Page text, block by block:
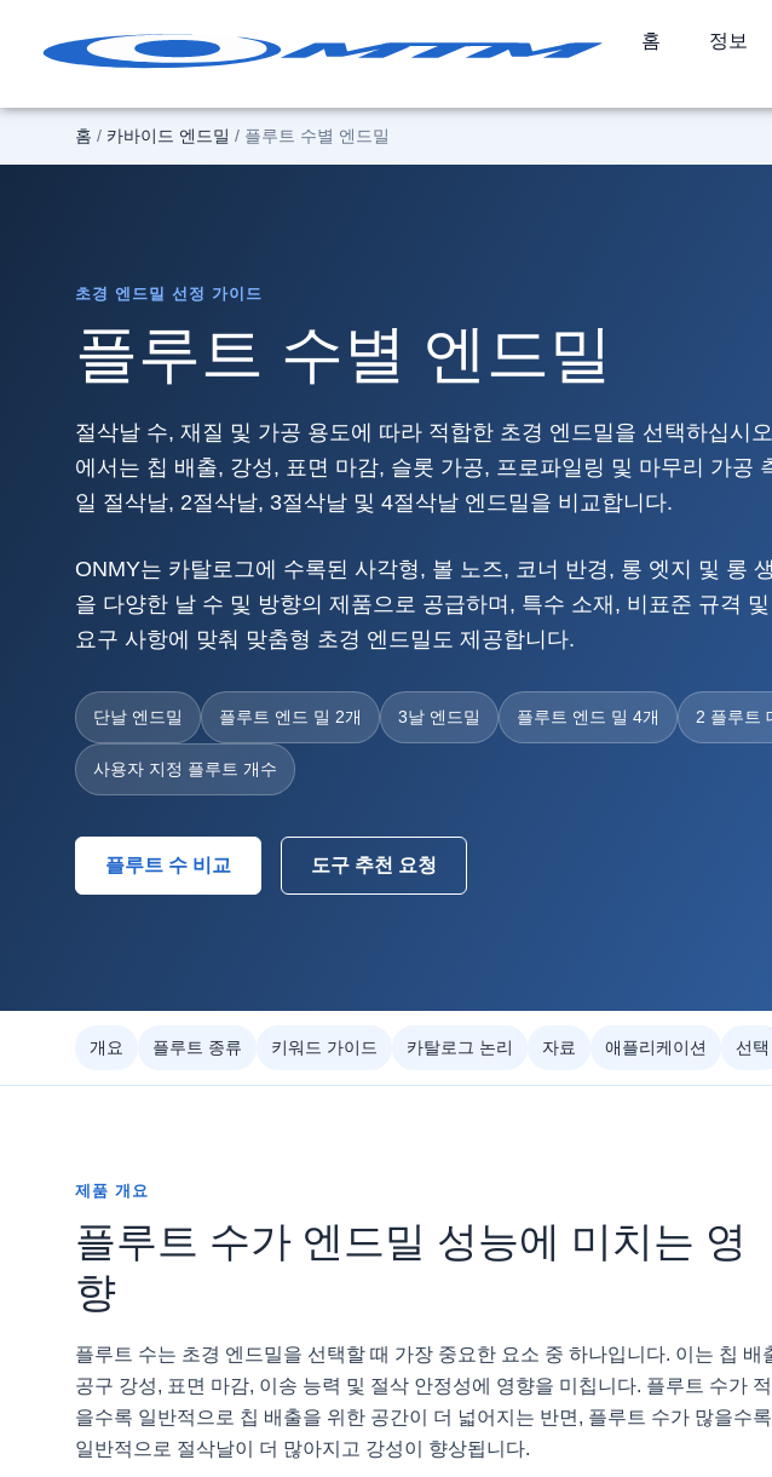
로
너
홈 정보
홈 / 카바이드 엔드밀 / 플루트 수별 엔드밀
초경 엔드밀 선정 가이드
플루트 수별 엔드밀
절삭날 수, 재질 및 가공 용도에 따라 적합한 초경 엔드밀을 선택하십시
에서는 칩 배출, 강성, 표면 마감, 슬롯 가공, 프로파일링 및 마무리 가공
일 절삭날, 2절삭날, 3절삭날 및 4절삭날 엔드밀을 비교합니다.
ONMY는 카탈로그에 수록된 사각형, 볼 노즈, 코너 반경, 롱 엣지 및 롱
을 다양한 날 수 및 방향의 제품으로 공급하며, 특수 소재, 비표준 규격
요구 사항에 맞춰 맞춤형 초경 엔드밀도 제공합니다.
단날 엔드밀 플루트 엔드 밀 2개 3날 엔드밀 플루트 엔드 밀 4개 2 플루트
사용자 지정 플루트 개수
플루트 수 비교 도구 추천 요청
개요 플루트 종류 키워드 가이드 카탈로그 논리 자료 애플리케이션 선택
제품 개요
플루트 수가 엔드밀 성능에 미치는 영
향
플루트 수는 초경 엔드밀을 선택할 때 가장 중요한 요소 중 하나입니다. 이는 칩 배
공구 강성, 표면 마감, 이송 능력 및 절삭 안정성에 영향을 미칩니다. 플루트 수가 적
을수록 일반적으로 칩 배출을 위한 공간이 더 넓어지는 반면, 플루트 수가 많을수록
일반적으로 절삭날이 더 많아지고 강성이 향상됩니다.